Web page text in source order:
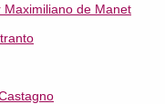
de Manet